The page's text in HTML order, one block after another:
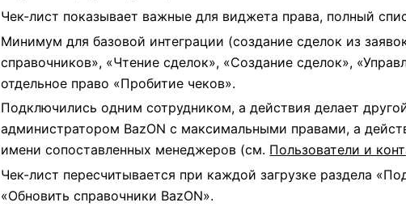
Чек-лист показывает важные для виджета права, полный
Минимум для базовой интеграции (создание сделок из
справочников», «Чтение сделок», «Создание сделок»,
отдельное право «Пробитие чеков».
Подключились одним сотрудником, а действия делает
администратором BazON с максимальными правами, а
имени сопоставленных менеджеров (см. Пользователи и
Чек-лист пересчитывается при каждой загрузке раздела
«Обновить справочники BazON».